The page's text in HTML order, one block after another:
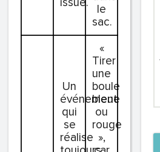
le
sac.
Un
événement
qui
se
réalise
«
Tirer
une
boule
bleue
ou
rouge
»,